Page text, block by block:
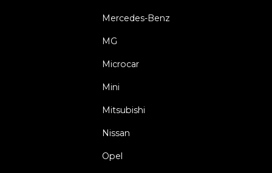
Mercedes-Benz
MG
Microcar
Mini
Mitsubishi
Nissan
Opel